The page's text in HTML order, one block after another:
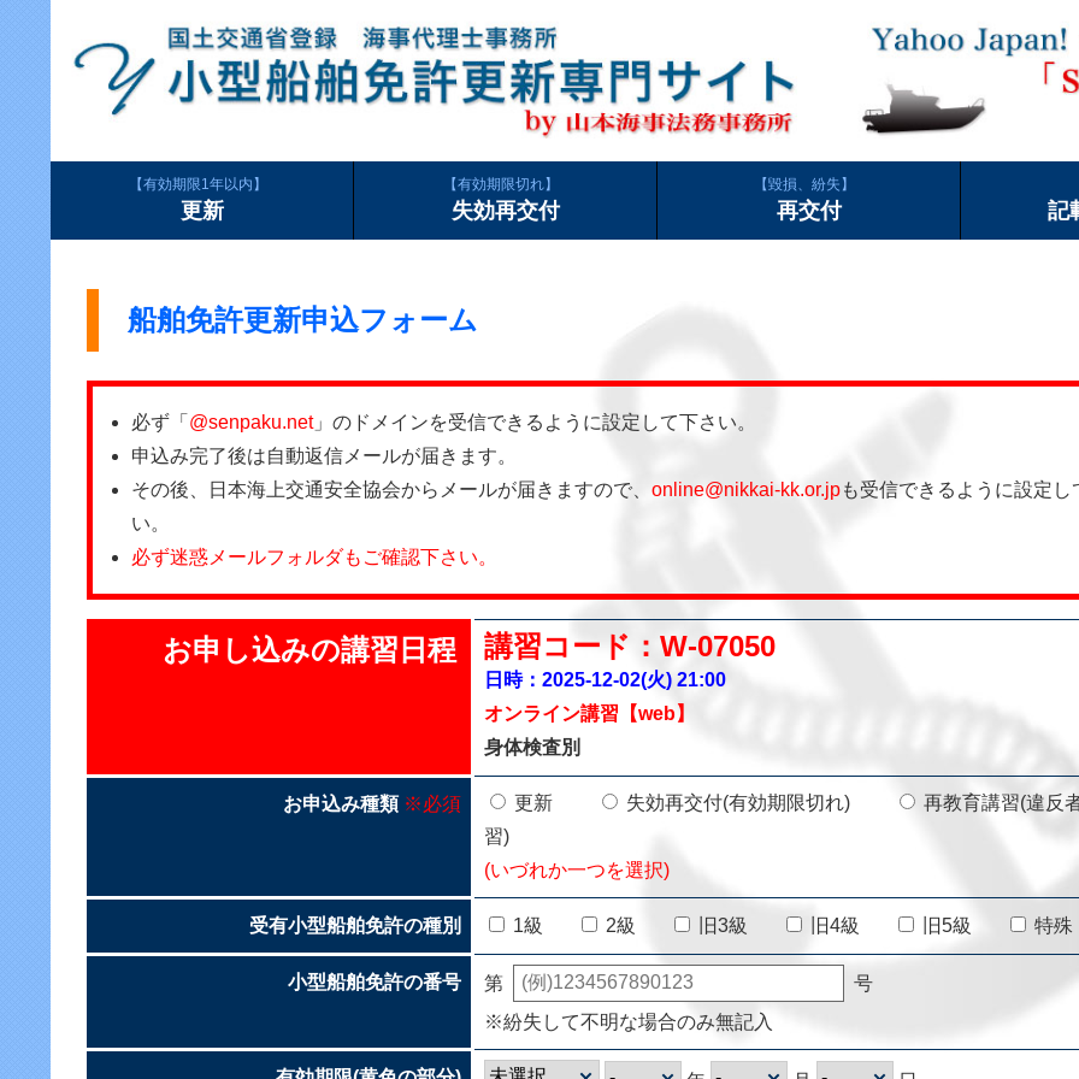
有効期限1年以内
更新
有効期限切れ
失効再交付
毀損、紛失
再交付 記
船舶免許更新申込フォーム
必ず「 @senpaku.net」のドメインを受信できるように設定して下さい。
申込み完了後は自動返信メールが届きます。
その後、日本海上交通安全協会からメールが届きますので、 online@nikkai-kk.or.jpも受信できるように設定し
い。
必ず迷惑メールフォルダもご確認下さい。
お申し込みの講習日程 講習コード：W-07050
日時：2025-12-02(火) 21:00
オンライン講習【web】
身体検査別
お申込み種類※必須 更新 失効再交付(有効期限切れ)
再教育講習(違反
習)
(いづれか一つを選択)
受有小型船舶免許の種別 1級 2級 旧3級 旧4級 旧5級 特殊
小型船舶免許の番号 第
号
※紛失して不明な場合のみ無記入